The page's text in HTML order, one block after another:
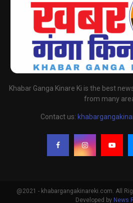
Khabar Ganga Kinare Ki is the best
from many
Contact us:
@2021 - khabargangakinareki.com. All
Developed by News